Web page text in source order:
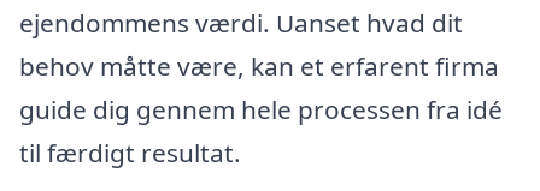
ejendommens værdi. Uanset hvad dit
behov måtte være, kan et erfarent firma
guide dig gennem hele processen fra idé
til færdigt resultat.